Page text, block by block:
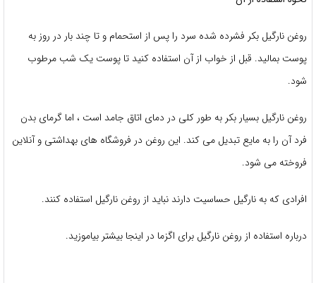
روغن نارگیل بکر فشرده شده سرد را پس از استحمام و تا چند بار در روز به
پوست بمالید. قبل از خواب از آن استفاده کنید تا پوست یک شب مرطوب
شود.
روغن نارگیل بسیار بکر به طور کلی در دمای اتاق جامد است ، اما گرمای بدن
فرد آن را به مایع تبدیل می کند. این روغن در فروشگاه های بهداشتی و آنلاین
فروخته می شود.
افرادی که به نارگیل حساسیت دارند نباید از روغن نارگیل استفاده کنند.
درباره استفاده از روغن نارگیل برای اگزما در اینجا بیشتر بیاموزید.